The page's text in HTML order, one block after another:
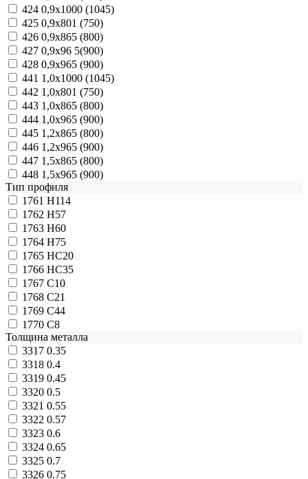
424 0,9х1000 (1045)
425 0,9х801 (750)
426 0,9х865 (800)
427 0,9х96 5(900)
428 0,9х965 (900)
441 1,0х1000 (1045)
442 1,0х801 (750)
443 1,0х865 (800)
444 1,0х965 (900)
445 1,2х865 (800)
446 1,2х965 (900)
447 1,5х865 (800)
448 1,5х965 (900)
Тип профиля
1761 Н114
1762 Н57
1763 Н60
1764 Н75
1765 НС20
1766 НС35
1767 С10
1768 С21
1769 С44
1770 С8
Толщина металла
3317 0.35
3318 0.4
3319 0.45
3320 0.5
3321 0.55
3322 0.57
3323 0.6
3324 0.65
3325 0.7
3326 0.75